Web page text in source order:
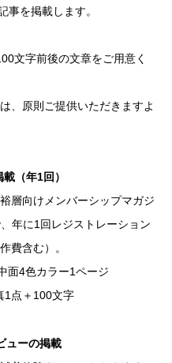
事を掲載します。
文字前後の文章をご用意く
、原則ご提供いただきますよ
（年1回）
層向けメンバーシップマガジ
年に1回レジストレーション
費含む）。
4色カラー1ページ
点＋100文字
ューの掲載